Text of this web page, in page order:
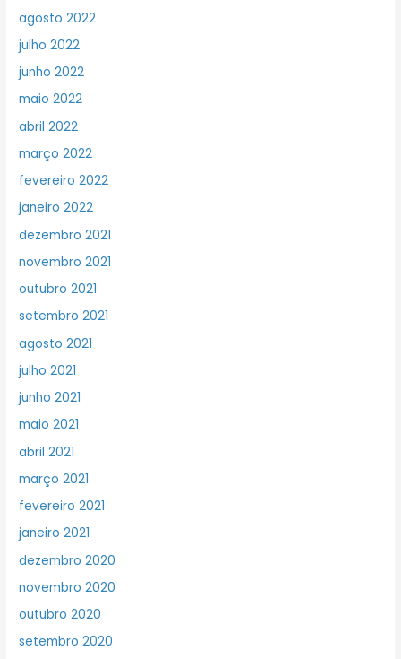
agosto 2022
julho 2022
junho 2022
maio 2022
abril 2022
março 2022
fevereiro 2022
janeiro 2022
dezembro 2021
novembro 2021
outubro 2021
setembro 2021
agosto 2021
julho 2021
junho 2021
maio 2021
abril 2021
março 2021
fevereiro 2021
janeiro 2021
dezembro 2020
novembro 2020
outubro 2020
setembro 2020